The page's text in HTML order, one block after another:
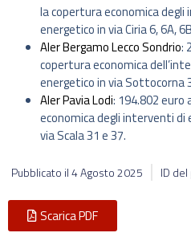
la copertura economica
energetico in via Ciria 6, 6A,
Aler Bergamo Lecco Sondrio:
copertura economica
energetico in via Sottocorna
Aler Pavia Lodi: 194.802 euro
economica degli interventi
via Scala 31 e 37.
Pubblicato il4 Agosto 2025 ID
Scarica PDF